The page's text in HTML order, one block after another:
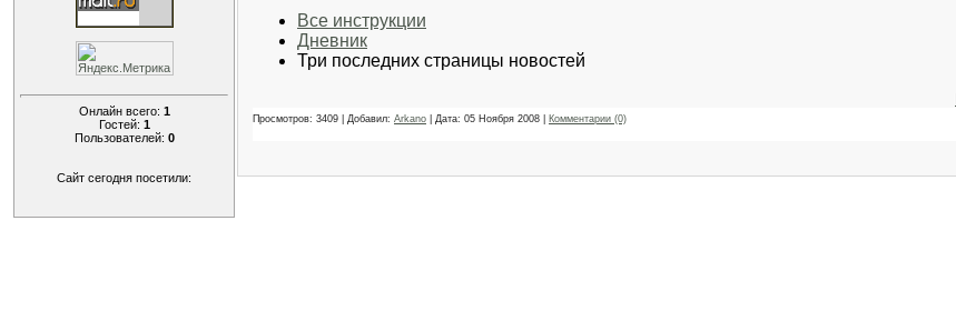
Онлайн всего: 1
Гостей: 1
Пользователей: 0
Сайт сегодня посетили:
Все инструкции
Дневник
Три последних страницы новостей
Просмотров: 3409 | Добавил: Arkano | Дата: 05 Ноября 2008
Комментарии (0)